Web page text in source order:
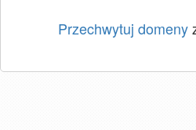
Przechwytuj domeny